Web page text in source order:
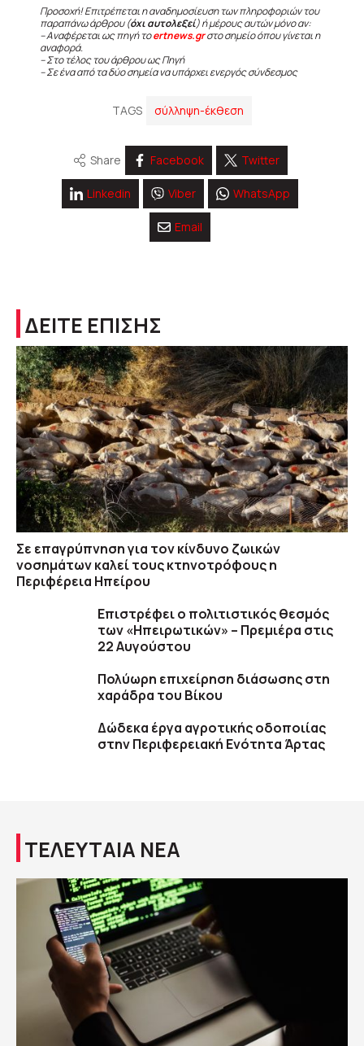
Προσοχή! Επιτρέπεται η αναδημοσίευση των πληροφοριών του
παραπάνω άρθρου (όχι αυτολεξεί) ή μέρους αυτών μόνο αν:
– Αναφέρεται ως πηγή τοertnews.grστο σημείο όπου γίνεται η
αναφορά.
– Στο τέλος του άρθρου ως Πηγή
– Σε ένα από τα δύο σημεία να υπάρχει ενεργός σύνδεσμος
TAGS σύλληψη-έκθεση
Share Facebook Twitter
Linkedin Viber WhatsApp
Email
ΔΕΙΤΕ ΕΠΙΣΗΣ
Σε επαγρύπνηση για τον κίνδυνο ζωικών
νοσημάτων καλεί τους κτηνοτρόφους η
Περιφέρεια Ηπείρου
Επιστρέφει ο πολιτιστικός θεσμός
των «Ηπειρωτικών» – Πρεμιέρα στις
22 Αυγούστου
Πολύωρη επιχείρηση διάσωσης στη
χαράδρα του Βίκου
Δώδεκα έργα αγροτικής οδοποιίας
στην Περιφερειακή Ενότητα Άρτας
ΤΕΛΕΥΤΑΙΑ ΝΕΑ